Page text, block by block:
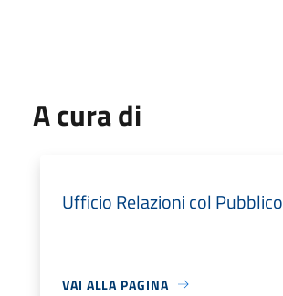
A cura di
Ufficio Relazioni col Pubblico
VAI ALLA PAGINA